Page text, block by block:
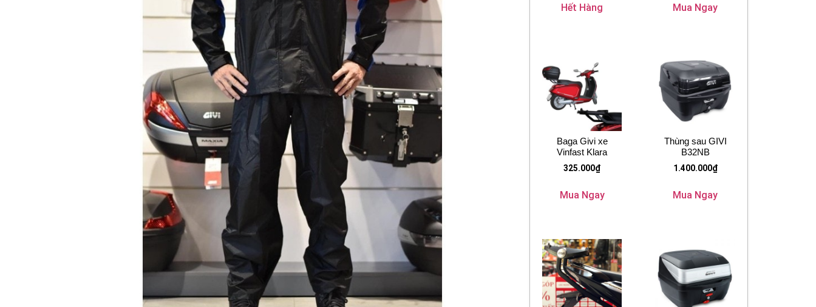
Hết Hàng Mua Ngay
Baga Givi xe
Vinfast Klara
325.000₫
Mua Ngay
Thùng sau GIVI
B32NB
1.400.000₫
Mua Ngay